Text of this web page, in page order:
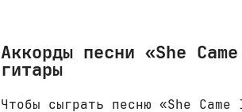
Аккорды песни «She
гитары
Чтобы сыграть песню «She